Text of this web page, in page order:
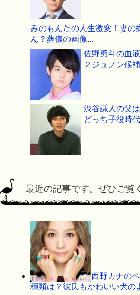
みのもんたの人生激変！妻の
ん？葬儀の画像...
佐野勇斗の血
２ジュノン候
渋谷謙人の父
どっち子役時
最近の記事です。ぜひご覧
西野カナの
種類は？彼氏もかわいい犬の